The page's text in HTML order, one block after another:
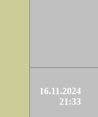
16.11.2024
21:33